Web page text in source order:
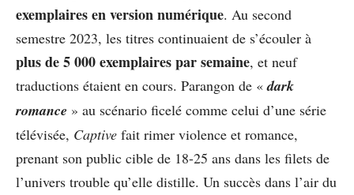
exemplaires en version numérique. Au second
semestre 2023, les titres continuaient de s’écouler à
plus de 5 000 exemplaires par semaine, et neuf
traductions étaient en cours. Parangon de «dark
romance » au scénario ficelé comme celui d’une série
télévisée, Captive fait rimer violence et romance,
prenant son public cible de 18-25 ans dans les filets de
l’univers trouble qu’elle distille. Un succès dans l’air du